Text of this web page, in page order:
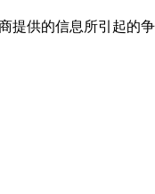
提供的信息所引起的